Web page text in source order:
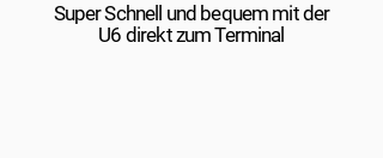
Super Schnell und bequem mit der
U6 direkt zum Terminal